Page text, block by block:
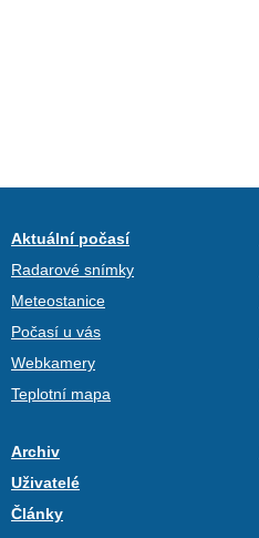
Aktuální počasí
Radarové snímky
Meteostanice
Počasí u vás
Webkamery
Teplotní mapa
Archiv
Uživatelé
Články